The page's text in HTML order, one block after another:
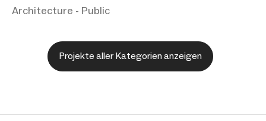
Architecture - Public
Projekte aller Kategorien anzeigen